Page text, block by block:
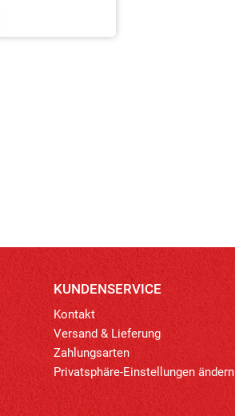
KUNDENSERVICE
Kontakt
Versand & Lieferung
Zahlungsarten
Privatsphäre-Einstellungen ändern